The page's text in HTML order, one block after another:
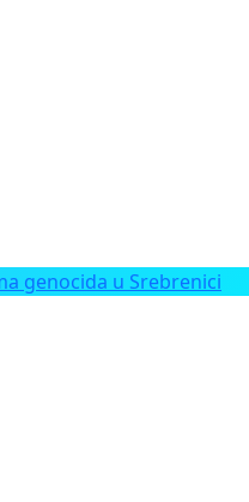
genocida u Srebrenici